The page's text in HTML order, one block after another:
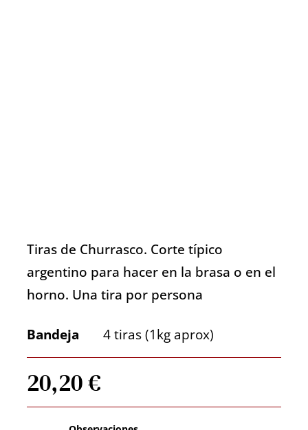
Tiras de Churrasco. Corte típico
argentino para hacer en la brasa o en el
horno. Una tira por persona
Bandeja 4 tiras (1kg aprox)
20,20€